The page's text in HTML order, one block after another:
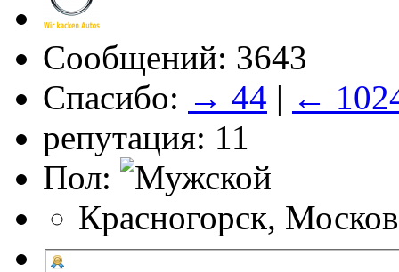
Сообщений: 3643
Спасибо: → 44 | ←
репутация: 11
Пол:
Красногорск,